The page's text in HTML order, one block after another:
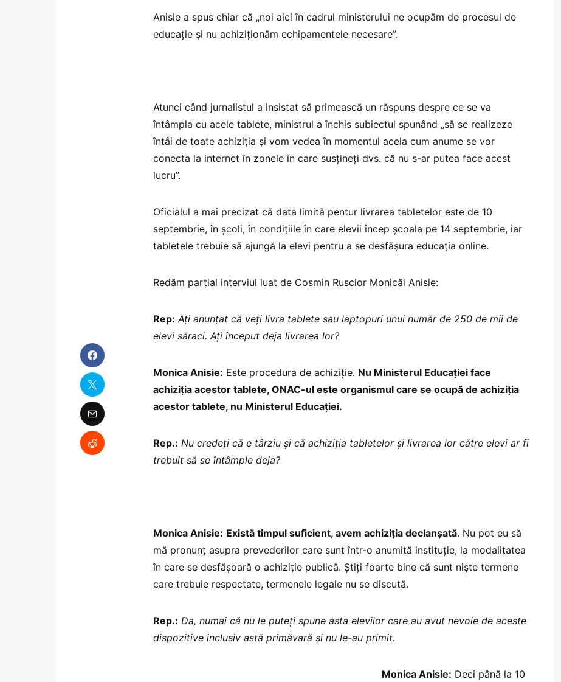
Anisie a spus chiar că „noi aici în cadrul ministerului ne ocupăm de procesul de
educație și nu achiziționăm echipamentele necesare”.
Atunci când jurnalistul a insistat să primească un răspuns despre ce se va
întâmpla cu acele tablete, ministrul a închis subiectul spunând „să se realizeze
întâi de toate achiziția și vom vedea în momentul acela cum anume se vor
conecta la internet în zonele în care susțineți dvs. că nu s-ar putea face acest
lucru”.
Oficialul a mai precizat că data limită pentur livrarea tabletelor este de 10
septembrie, în școli, în condițiile în care elevii încep școala pe 14 septembrie, iar
tabletele trebuie să ajungă la elevi pentru a se desfășura educația online.
Redăm parțial interviul luat de Cosmin Ruscior Monicăi Anisie:
Rep: Ați anunțat că veți livra tablete sau laptopuri unui număr de 250 de mii de
elevi săraci. Ați început deja livrarea lor?
Monica Anisie: Este procedura de achiziție. Nu Ministerul Educației face
achiziția acestor tablete, ONAC-ul este organismul care se ocupă de achiziția
acestor tablete, nu Ministerul Educației.
Rep.: Nu credeți că e târziu și că achiziția tabletelor și livrarea lor către elevi ar fi
trebuit să se întâmple deja?
Monica Anisie: Există timpul suficient, avem achiziția declanșată. Nu pot eu să
mă pronunț asupra prevederilor care sunt într-o anumită instituție, la modalitatea
în care se desfășoară o achiziție publică. Știți foarte bine că sunt niște termene
care trebuie respectate, termenele legale nu se discută.
Rep.: Da, numai că nu le puteți spune asta elevilor care au avut nevoie de aceste
dispozitive inclusiv astă primăvară și nu le-au primit.
Monica Anisie: Deci până la 10